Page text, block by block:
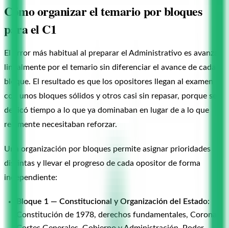
Cómo organizar el temario por bloques
para el C1
El error más habitual al preparar el Administrativo es avanzar
linealmente por el temario sin diferenciar el avance de cada
bloque. El resultado es que los opositores llegan al examen
con unos bloques sólidos y otros casi sin repasar, porque se
dedicó tiempo a lo que ya dominaban en lugar de a lo que
realmente necesitaban reforzar.
Una organización por bloques permite asignar prioridades
distintas y llevar el progreso de cada opositor de forma
independiente:
Bloque 1 — Constitucional y Organización del Estado:
Constitución de 1978, derechos fundamentales, Corona,